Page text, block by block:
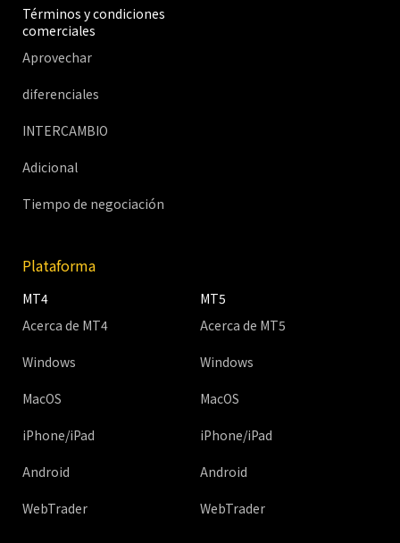
Términos y condiciones
comerciales
Aprovechar
diferenciales
INTERCAMBIO
Adicional
Tiempo de negociación
Plataforma
MT4
Acerca de MT4
Windows
MacOS
iPhone/iPad
Android
WebTrader
MT5
Acerca de MT5
Windows
MacOS
iPhone/iPad
Android
WebTrader